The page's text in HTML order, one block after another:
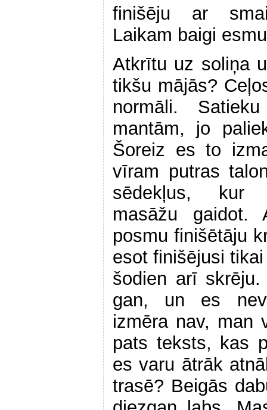
finišēju ar
Laikam baigi
Atkrītu uz soliņa
tikšu mājās?
normāli.
mantām, jo
Šoreiz es to
vīram putras
sēdekļus, kur
masāžu gaidot.
posmu finišētāju
esot finišējusi
šodien arī
gan, un es
izmēra nav, man
pats teksts, kas
es varu ātrāk
trasē? Beigās